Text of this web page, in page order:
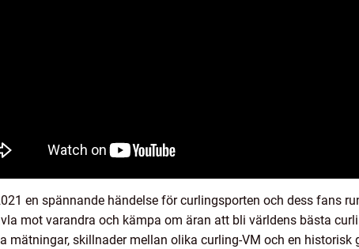
en spännande händelse för curlingsporten och dess fans
mot varandra och kämpa om äran att bli världens bästa
mätningar, skillnader mellan olika curling-VM och en historisk